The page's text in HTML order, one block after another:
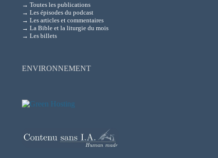
→ Toutes les publications
→ Les épisodes du podcast
→ Les articles et commentaires
→ La Bible et la liturgie du mois
→ Les billets
ENVIRONNEMENT